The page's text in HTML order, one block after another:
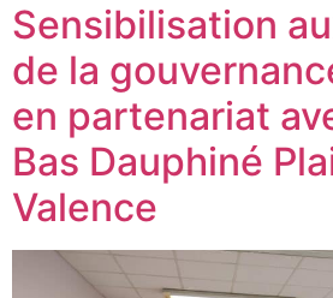
Sensibilisation
de la
en partenariat
Bas Dauphiné
Valence